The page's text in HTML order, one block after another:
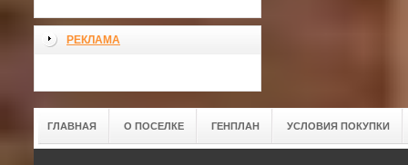
РЕКЛАМА
ГЛАВНАЯ О ПОСЕЛКЕ ГЕНПЛАН УСЛОВИЯ ПОКУПКИ